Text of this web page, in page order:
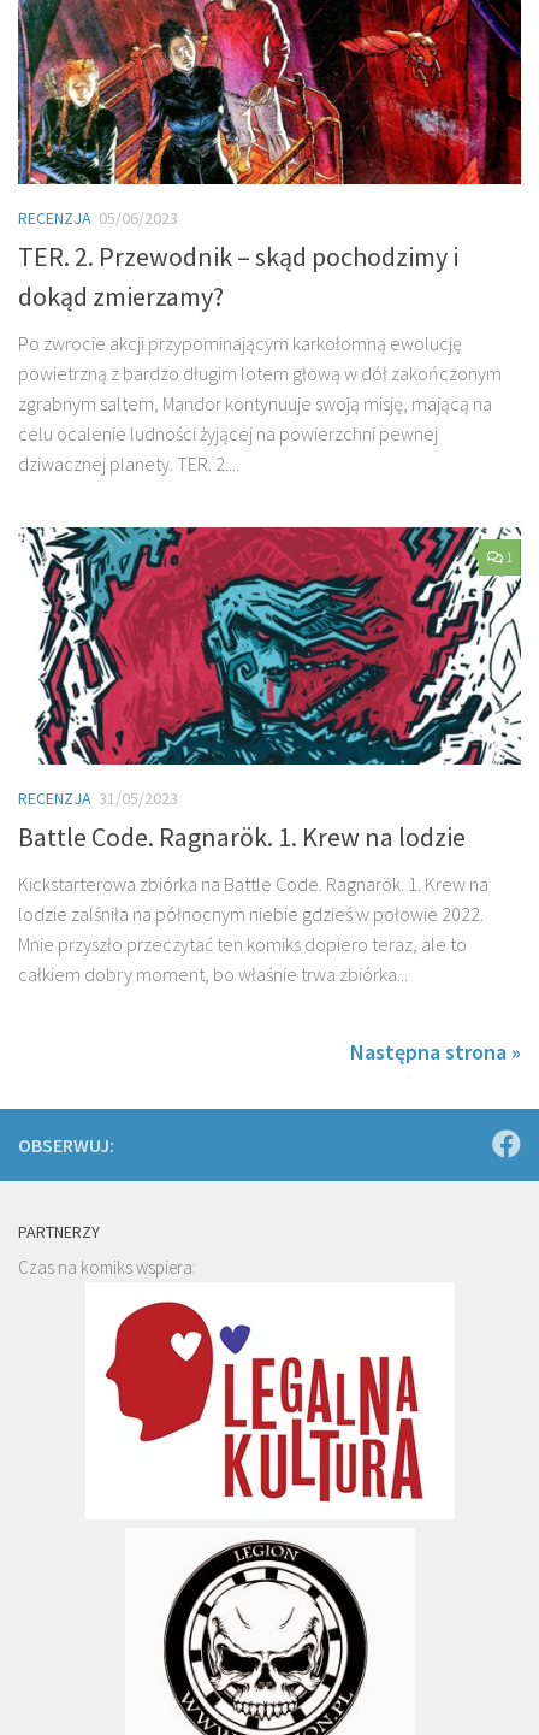
RECENZJA 05/06/2023
TER. 2. Przewodnik – skąd pochodzimy i
dokąd zmierzamy?
Po zwrocie akcji przypominającym karkołomną ewolucję
powietrzną z bardzo długim lotem głową w dół zakończonym
zgrabnym saltem, Mandor kontynuuje swoją misję, mającą na
celu ocalenie ludności żyjącej na powierzchni pewnej
dziwacznej planety. TER. 2....
1
RECENZJA 31/05/2023
Battle Code. Ragnarök. 1. Krew na lodzie
Kickstarterowa zbiórka na Battle Code. Ragnarök. 1. Krew na
lodzie zalśniła na północnym niebie gdzieś w połowie 2022.
Mnie przyszło przeczytać ten komiks dopiero teraz, ale to
całkiem dobry moment, bo właśnie trwa zbiórka...
Następna strona »
OBSERWUJ:
PARTNERZY
Czas na komiks wspiera: